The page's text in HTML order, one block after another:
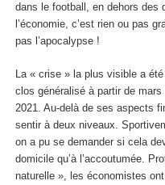
dans le football, en dehors des
l’économie, c’est rien ou pas
pas l’apocalypse !
La « crise » la plus visible a
clos généralisé à partir de
2021. Au-delà de ses aspects
sentir à deux niveaux.
on a pu se demander si cela
domicile qu’à l’accoutumée.
naturelle », les économistes